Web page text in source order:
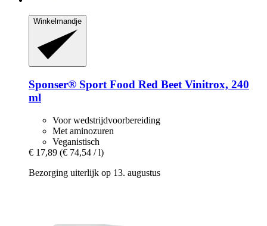
Winkelmandje
Sponser® Sport Food Red Beet Vinitrox, 240
ml
Voor wedstrijdvoorbereiding
Met aminozuren
Veganistisch
€ 17,89 (€ 74,54 / l)
Bezorging uiterlijk op 13. augustus